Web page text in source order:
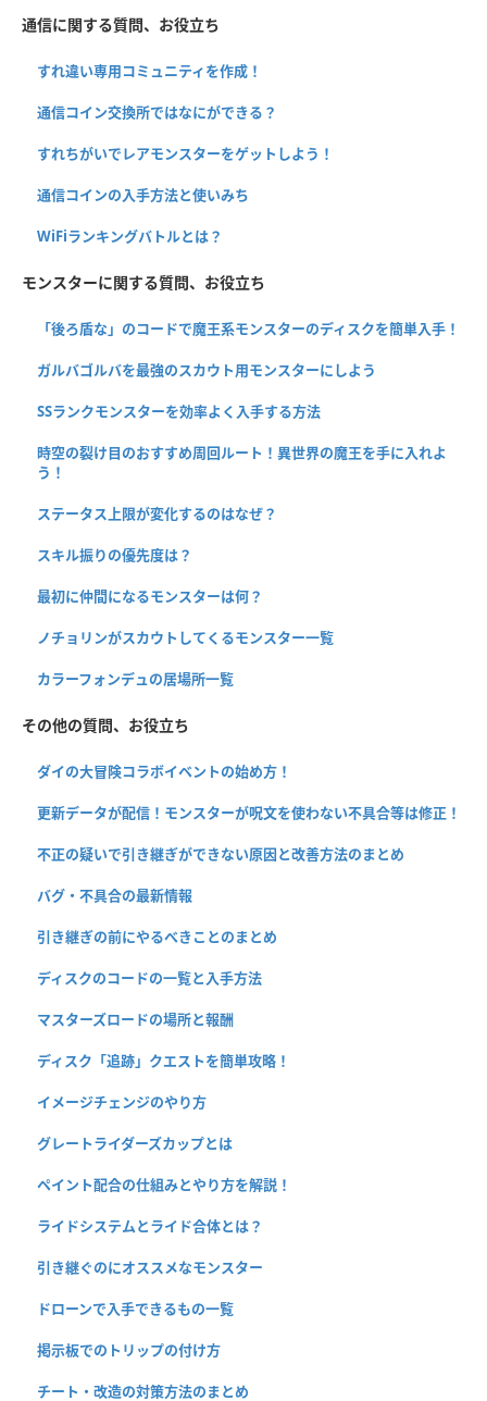
通信に関する質問、お役立ち
すれ違い専用コミュニティを作成！
通信コイン交換所ではなにができる？
すれちがいでレアモンスターをゲットしよう！
通信コインの入手方法と使いみち
WiFiランキングバトルとは？
モンスターに関する質問、お役立ち
「後ろ盾な」のコードで魔王系モンスターのディスクを簡単入手！
ガルバゴルバを最強のスカウト用モンスターにしよう
SSランクモンスターを効率よく入手する方法
時空の裂け目のおすすめ周回ルート！異世界の魔王を手に入れよ
う！
ステータス上限が変化するのはなぜ？
スキル振りの優先度は？
最初に仲間になるモンスターは何？
ノチョリンがスカウトしてくるモンスター一覧
カラーフォンデュの居場所一覧
その他の質問、お役立ち
ダイの大冒険コラボイベントの始め方！
更新データが配信！モンスターが呪文を使わない不具合等は修正！
不正の疑いで引き継ぎができない原因と改善方法のまとめ
バグ・不具合の最新情報
引き継ぎの前にやるべきことのまとめ
ディスクのコードの一覧と入手方法
マスターズロードの場所と報酬
ディスク「追跡」クエストを簡単攻略！
イメージチェンジのやり方
グレートライダーズカップとは
ペイント配合の仕組みとやり方を解説！
ライドシステムとライド合体とは？
引き継ぐのにオススメなモンスター
ドローンで入手できるもの一覧
掲示板でのトリップの付け方
チート・改造の対策方法のまとめ